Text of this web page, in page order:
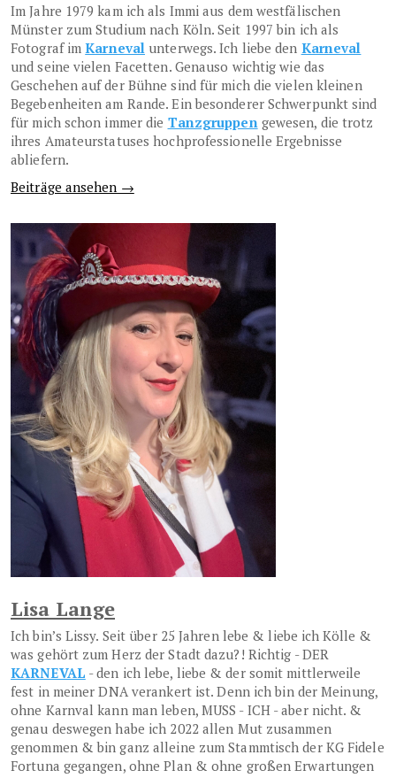
Im Jahre 1979 kam ich als Immi aus dem westfälischen
Münster zum Studium nach Köln. Seit 1997 bin ich als
Fotograf imKarneval unterwegs. Ich liebe den Karneval
und seine vielen Facetten. Genauso wichtig wie das
Geschehen auf der Bühne sind für mich die vielen kleinen
Begebenheiten am Rande. Ein besonderer Schwerpunkt sind
für mich schon immer die Tanzgruppen gewesen, die trotz
ihres Amateurstatuses hochprofessionelle Ergebnisse
abliefern.
Beiträge ansehen →
Lisa Lange
Ich bin’s Lissy. Seit über 25 Jahren lebe & liebe ich Kölle &
was gehört zum Herz der Stadt dazu?! Richtig - DER
KARNEVAL - den ich lebe, liebe & der somit mittlerweile
fest in meiner DNA verankert ist. Denn ich bin der Meinung,
ohne Karnval kann man leben, MUSS - ICH - aber nicht. &
genau deswegen habe ich 2022 allen Mut zusammen
genommen & bin ganz alleine zum Stammtisch der KG Fidele
Fortuna gegangen, ohne Plan & ohne großen Erwartungen